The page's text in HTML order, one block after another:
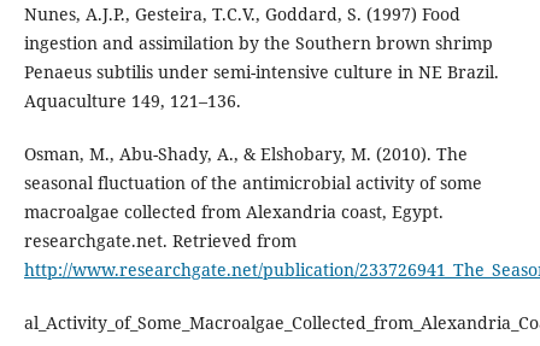
Nunes, A.J.P., Gesteira, T.C.V., Goddard, S. (1997) Food
ingestion and assimilation by the Southern brown shrimp
Penaeus subtilis under semi-intensive culture in NE Brazil.
Aquaculture 149, 121–136.
Osman, M., Abu-Shady, A., & Elshobary, M. (2010). The
seasonal fluctuation of the antimicrobial activity of some
macroalgae collected from Alexandria coast, Egypt.
researchgate.net. Retrieved from
http://www.researchgate.net/publication/